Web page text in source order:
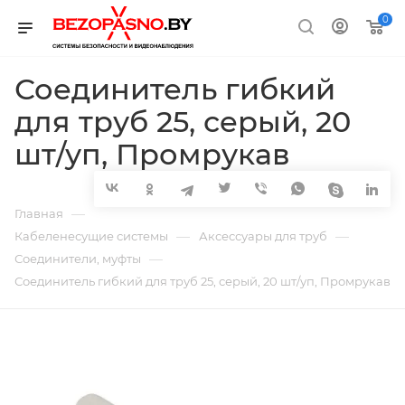
0
Соединитель гибкий
для труб 25, серый, 20
шт/уп, Промрукав
Главная —
Кабеленесущие системы — Аксессуары для труб —
Соединители, муфты —
Соединитель гибкий для труб 25, серый, 20 шт/уп, Промрукав